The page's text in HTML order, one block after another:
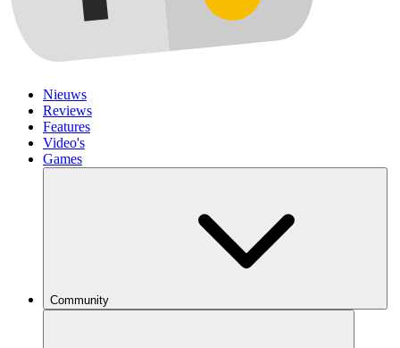
Nieuws
Reviews
Features
Video's
Games
Community